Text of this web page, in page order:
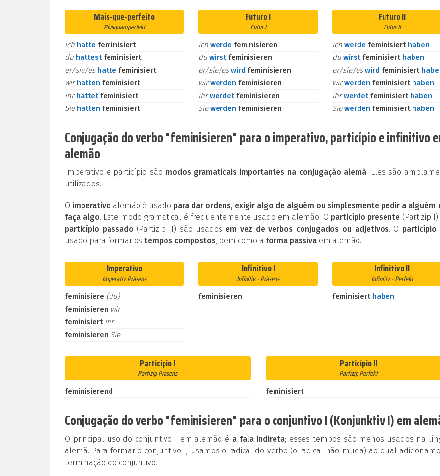
Mais-que-perfeito
Plusquamperfekt
ich hatte feminisiert
du hattestfeminisiert
er/sie/es hatte feminisiert
wirhatten feminisiert
ihrhattetfeminisiert
Sie hatten feminisiert
Futuro I
Futur I
ichwerdefeminisieren
duwirstfeminisieren
er/sie/eswirdfeminisieren
wirwerdenfeminisieren
ihrwerdetfeminisieren
Siewerdenfeminisieren
Futuro II
Futur II
ich werde feminisiert haben
du wirstfeminisiert haben
er/sie/eswird feminisiert
wirwerden feminisiert haben
ihrwerdetfeminisiert haben
Siewerden feminisiert haben
Conjugação do verbo "feminisieren" para o imperativo, particípio e infinitivo
alemão
Imperativo e particípio são modos gramaticais importantes na conjugação alemã. Eles são
utilizados.
O imperativo alemão é usado para dar ordens, exigir algo de alguém ou simplesmente pedir a alguém
faça algo. Este modo gramatical é frequentemente usado em alemão. O particípio presente (Partizip I)
particípio passado (Partizip II) são usados em vez de verbos conjugados ou adjetivos. O particípio
usado para formar os tempos compostos, bem como a forma passiva em alemão.
Imperativo
Imperativ Präsens
feminisiere (du)
feminisieren wir
feminisiert ihr
feminisieren Sie
Infinitivo I
Infinitiv - Präsens
feminisieren
Infinitivo II
Infinitiv - Perfekt
feminisiert haben
Particípio I
Partizip Präsens
feminisierend
Particípio II
Partizip Perfekt
feminisiert
Conjugação do verbo "feminisieren" para o conjuntivo I (Konjunktiv I) em
O principal uso do conjuntivo I em alemão é a fala indireta; esses tempos são menos usados na
alemã. Para formar o conjuntivo I, usamos o radical do verbo (o radical não muda) ao qual
terminação do conjuntivo.